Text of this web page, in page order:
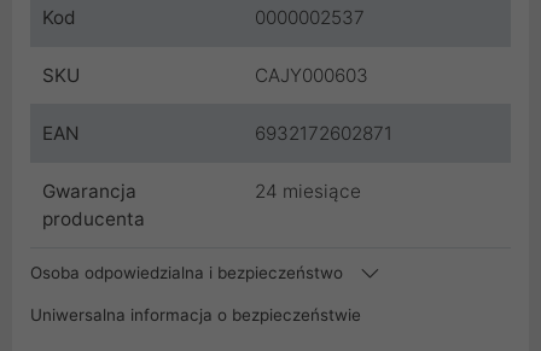
Kod 0000002537
SKU CAJY000603
EAN 6932172602871
Gwarancja
producenta
24 miesiące
Osoba odpowiedzialna i bezpieczeństwo
Uniwersalna informacja o bezpieczeństwie